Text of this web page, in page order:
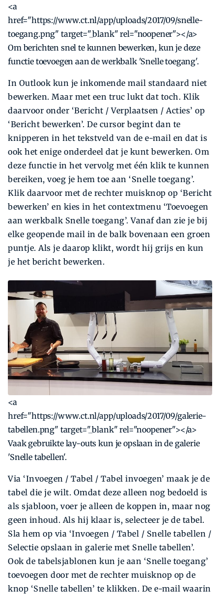
<a
href="https://www.ct.nl/app/uploads/2017/09/snelle-
toegang.png" target="_blank" rel="noopener"></a>
Om berichten snel te kunnen bewerken, kun je deze
functie toevoegen aan de werkbalk 'Snelle toegang'.
In Outlook kun je inkomende mail standaard niet
bewerken. Maar met een truc lukt dat toch. Klik
daarvoor onder ‘Bericht / Verplaatsen / Acties’ op
‘Bericht bewerken’. De cursor begint dan te
knipperen in het tekstveld van de e-mail en dat is
ook het enige onderdeel dat je kunt bewerken. Om
deze functie in het vervolg met één klik te kunnen
bereiken, voeg je hem toe aan ‘Snelle toegang’.
Klik daarvoor met de rechter muisknop op ‘Bericht
bewerken’ en kies in het contextmenu ‘Toevoegen
aan werkbalk Snelle toegang’. Vanaf dan zie je bij
elke geopende mail in de balk bovenaan een groen
puntje. Als je daarop klikt, wordt hij grijs en kun
je het bericht bewerken.
<a
href="https://www.ct.nl/app/uploads/2017/09/galerie-
tabellen.png" target="_blank" rel="noopener"></a>
Vaak gebruikte lay-outs kun je opslaan in de galerie
'Snelle tabellen'.
Via ‘Invoegen / Tabel / Tabel invoegen’ maak je de
tabel die je wilt. Omdat deze alleen nog bedoeld is
als sjabloon, voer je alleen de koppen in, maar nog
geen inhoud. Als hij klaar is, selecteer je de tabel.
Sla hem op via ‘Invoegen / Tabel / Snelle tabellen /
Selectie opslaan in galerie met Snelle tabellen’.
Ook de tabelsjablonen kun je aan ‘Snelle toegang’
toevoegen door met de rechter muisknop op de
knop ‘Snelle tabellen’ te klikken. De e-mail waarin